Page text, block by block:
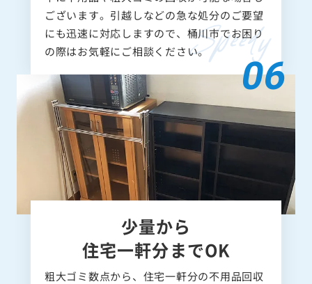
ございます。引越しなどの急な処分のご要望
にも迅速に対応しますので、桶川市でお困り
の際はお気軽にご相談ください。
少量から
住宅一軒分までOK
粗大ゴミ数点から、住宅一軒分の不用品回収